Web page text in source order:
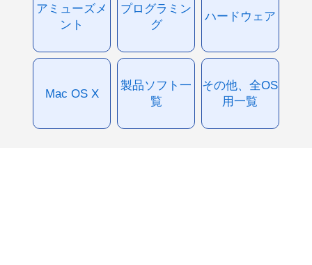
アミューズメ
ント
プログラミン
グ
ハードウェア
Mac OS X
製品ソフト一
覧
その他、全OS
用一覧